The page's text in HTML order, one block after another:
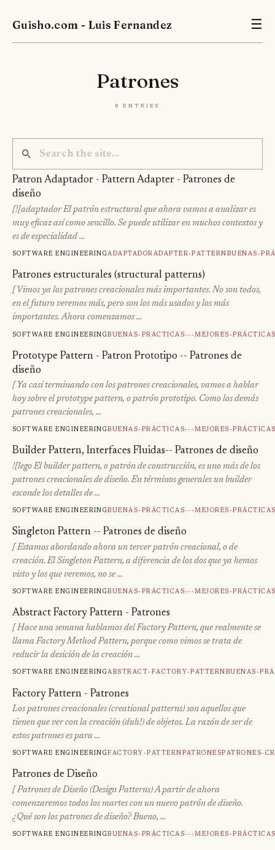
Guisho.com - Luis Fernandez ☰
Patrones
8 entries
Patron Adaptador - Pattern Adapter - Patrones de
diseño
[![adaptador El patrón estructural que ahora vamos a analizar es
muy eficaz así como sencillo. Se puede utilizar en muchos contextos y
es de especialidad …
Software engineeringAdaptadorAdapter-PatternBuenas-
Patrones estructurales (structural patterns)
[ Vimos ya los patrones creacionales más importantes. No son todos,
en el futuro veremos más, pero son los más usados y los más
importantes. Ahora comenzamos …
Software engineeringBuenas-Prácticas---Mejores-
Prototype Pattern - Patron Prototipo -- Patrones de
diseño
[ Ya casi terminando con los patrones creacionales, vamos a hablar
hoy sobre el prototype pattern, o patrón prototipo. Como los demás
patrones creacionales, …
Software engineeringBuenas-Prácticas---Mejores-
Builder Pattern, Interfaces Fluidas-- Patrones de diseño
![lego El builder pattern, o patrón de construcción, es uno más de los
patrones creacionales de diseño. En términos generales un builder
esconde los detalles de …
Software engineeringBuenas-Prácticas---Mejores-
Singleton Pattern -- Patrones de diseño
[ Estamos abordando ahora un tercer patrón creacional, o de
creación. El Singleton Pattern, a diferencia de los dos que ya hemos
visto y los que veremos, no se …
Software engineeringBuenas-Prácticas---Mejores-
Abstract Factory Pattern - Patrones
[ Hace una semana hablamos del Factory Pattern, que realmente se
llama Factory Method Pattern, porque como vimos se trata de
reducir la desición de la creación …
Software engineeringAbstract-Factory-PatternBuenas-
Factory Pattern - Patrones
Los patrones creacionales (creational patterns) son aquellos que
tienen que ver con la creación (duh!) de objetos. La razón de ser de
estos patrones es para …
Software engineeringFactory-PatternPatronesPatrones-
Patrones de Diseño
[ Patrones de Diseño (Design Patterns) A partir de ahora
comenzaremos todos los martes con un nuevo patrón de diseño.
¿Qué son los patrones de diseño? Bueno, …
Software engineeringBuenas-Prácticas---Mejores-